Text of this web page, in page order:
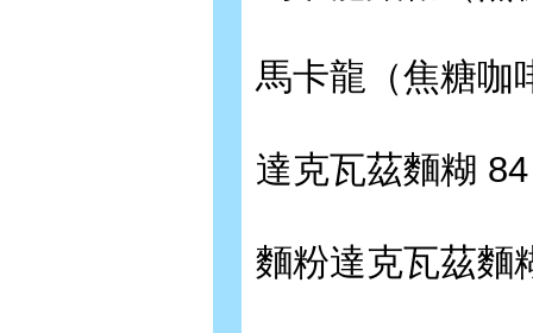
馬卡龍（焦糖咖
達克瓦茲麵糊 84
麵粉達克瓦茲麵